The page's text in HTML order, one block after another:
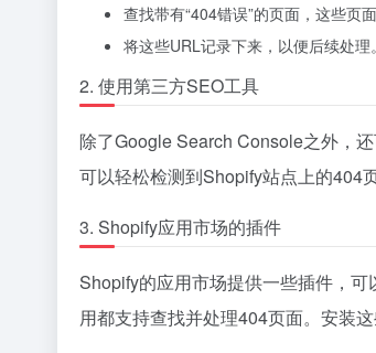
查找带有“404错误”的页面，这些页
将这些URL记录下来，以便后续处理。
2. 使用第三方SEO工具
除了Google Search Console之外，
可以轻松检测到Shopify站点上的404
3. Shopify应用市场的插件
Shopify的应用市场提供一些插件，可
用都支持查找并处理404页面。安装